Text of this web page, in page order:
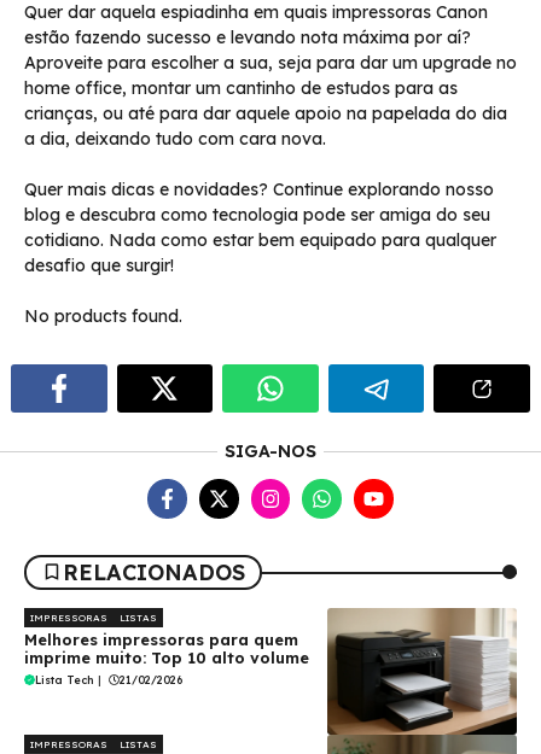
Quer dar aquela espiadinha em quais impressoras Canon
estão fazendo sucesso e levando nota máxima por aí?
Aproveite para escolher a sua, seja para dar um upgrade no
home office, montar um cantinho de estudos para as
crianças, ou até para dar aquele apoio na papelada do dia
a dia, deixando tudo com cara nova.
Quer mais dicas e novidades? Continue explorando nosso
blog e descubra como tecnologia pode ser amiga do seu
cotidiano. Nada como estar bem equipado para qualquer
desafio que surgir!
No products found.
SIGA-NOS
RELACIONADOS
IMPRESSORAS LISTAS
Melhores impressoras para quem
imprime muito: Top 10 alto volume
Lista Tech | 21/02/2026
IMPRESSORAS LISTAS